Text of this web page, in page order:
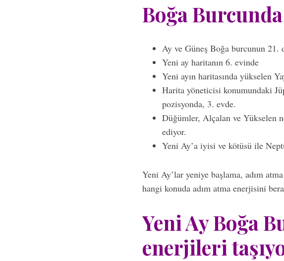
Boğa
Ay ve Güneş Boğa burcunun 21.
Yeni ay haritanın 6. evinde
Yeni ayın haritasında yükselen
Harita yöneticisi konumundaki
pozisyonda, 3. evde.
Düğümler, Alçalan ve Yükselen
ediyor.
Yeni Ay’a iyisi ve kötüsü ile
Yeni Ay’lar yeniye başlama, adım
hangi konuda adım atma enerjisini
Yeni Ay Boğa
enerjileri